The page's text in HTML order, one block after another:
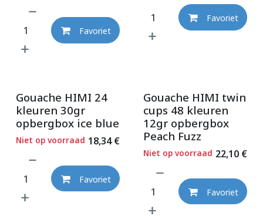
Favoriet
Favoriet
Gouache HIMI 24
kleuren 30gr
opbergbox ice blue
18,34€
Niet op voorraad
Favoriet
Gouache HIMI twin
cups 48 kleuren
12gr opbergbox
Peach Fuzz
22,10€
Niet op voorraad
Favoriet